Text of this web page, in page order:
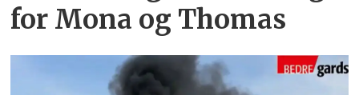
for Mona og Thomas